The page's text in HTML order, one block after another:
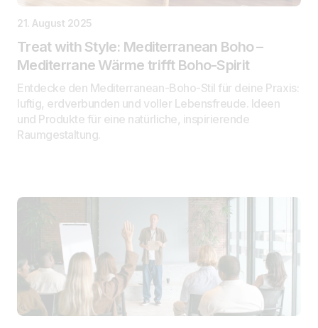
21. August 2025
Treat with Style: Mediterranean Boho –
Mediterrane Wärme trifft Boho-Spirit
Entdecke den Mediterranean-Boho-Stil für deine Praxis:
luftig, erdverbunden und voller Lebensfreude. Ideen
und Produkte für eine natürliche, inspirierende
Raumgestaltung.